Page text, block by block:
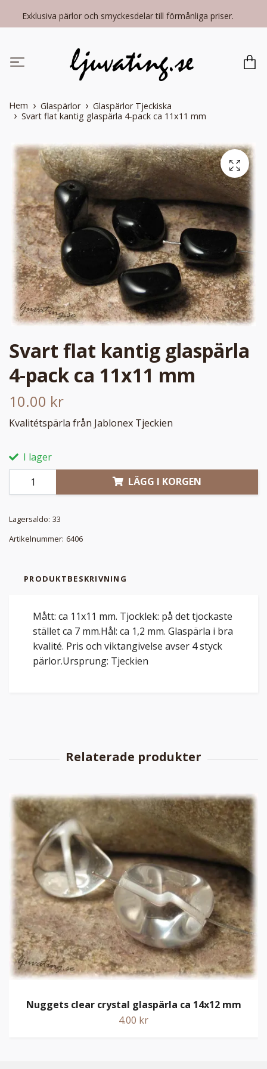
Exklusiva pärlor och smyckesdelar till förmånliga priser.
Hem Glaspärlor
Glaspärlor Tjeckiska
Svart flat kantig glaspärla 4-pack ca 11x11 mm
Svart flat kantig glaspärla
4-pack ca 11x11 mm
10.00 kr
Kvalitétspärla från Jablonex Tjeckien
I lager
LÄGG I KORGEN
Lagersaldo: 33
Artikelnummer: 6406
PRODUKTBESKRIVNING
Mått: ca 11x11 mm. Tjocklek: på det tjockaste
stället ca 7 mm.Hål: ca 1,2 mm. Glaspärla i bra
kvalité. Pris och viktangivelse avser 4 styck
pärlor.Ursprung: Tjeckien
Nuggets clear crystal glaspärla ca 14x12 mm
4.00 kr